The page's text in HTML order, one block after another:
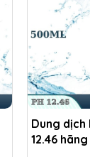
Dung dịch
12.46